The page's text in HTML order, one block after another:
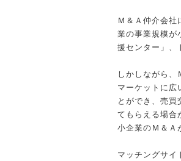
Ｍ＆Ａ仲介会
業の事業規模が
援センター」、
しかしながら
マーケットに広
とができ、売
てもらえる場合
小企業のＭ＆Ａ
マッチングサイ